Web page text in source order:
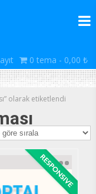
0 tema - 0,00₺
olarak etiketlendi